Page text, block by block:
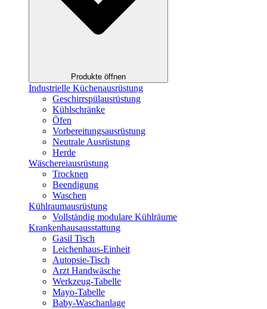
Produkte öffnen
Industrielle Küchenausrüstung
Geschirrspülausrüstung
Kühlschränke
Öfen
Vorbereitungsausrüstung
Neutrale Ausrüstung
Herde
Wäschereiausrüstung
Trocknen
Beendigung
Waschen
Kühlraumausrüstung
Vollständig modulare Kühlräume
Krankenhausausstattung
Gasil Tisch
Leichenhaus-Einheit
Autopsie-Tisch
Arzt Handwäsche
Werkzeug-Tabelle
Mayo-Tabelle
Baby-Waschanlage